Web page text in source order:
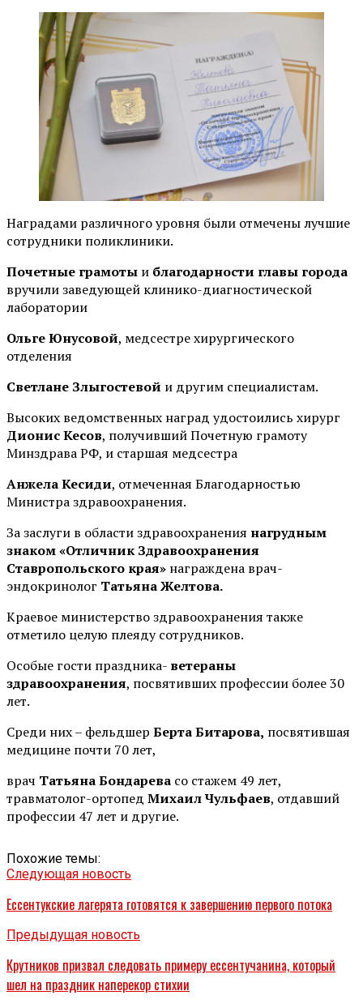
Наградами различного уровня были отмечены лучшие
сотрудники поликлиники.
Почетные грамоты и благодарности главы города
вручили заведующей клинико-диагностической
лаборатории
Ольге Юнусовой, медсестре хирургического
отделения
Светлане Злыгостевой и другим специалистам.
Высоких ведомственных наград удостоились хирург
Дионис Кесов, получивший Почетную грамоту
Минздрава РФ, и старшая медсестра
Анжела Кесиди, отмеченная Благодарностью
Министра здравоохранения.
За заслуги в области здравоохранения нагрудным
знаком «Отличник Здравоохранения
Ставропольского края» награждена врач-
эндокринолог Татьяна Желтова.
Краевое министерство здравоохранения также
отметило целую плеяду сотрудников.
Особые гости праздника- ветераны
здравоохранения, посвятивших профессии более 30
лет.
Среди них – фельдшер Берта Битарова, посвятившая
медицине почти 70 лет,
врач Татьяна Бондарева со стажем 49 лет,
травматолог-ортопед Михаил Чульфаев, отдавший
профессии 47 лет и другие.
Похожие темы:
Следующая новость
Ессентукские лагерята готовятся к завершению первого потока
Предыдущая новость
Крутников призвал следовать примеру ессентучанина, который
шел на праздник наперекор стихии